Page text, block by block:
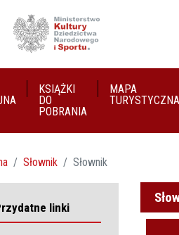
KSIĄŻKI
DO
POBRANIA
MAPA
TURYSTYCZNA
Słownik Słownik
linki